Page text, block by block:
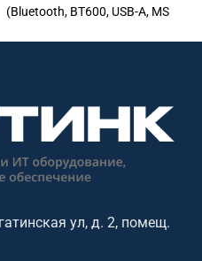
(Bluetooth, BT600, USB-A, MS
корпоративной
коммуникационной платформы
и помогает масштабировать
систему без замены основной
офисов, переговорных, колл-
ул, д. 2, помещ.